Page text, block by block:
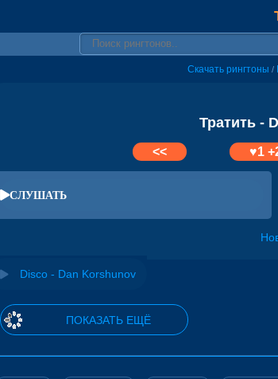
Скачать рингтоны /
Тратить -
<< ♥1
СЛУШАТЬ
Disco - Dan Korshunov
ПОКАЗАТЬ ЕЩЁ